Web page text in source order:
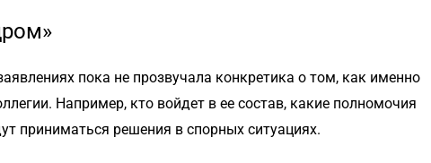
пока не прозвучала конкретика о том, как именно
Например, кто войдет в ее состав, какие полномочия
приниматься решения в спорных ситуациях.